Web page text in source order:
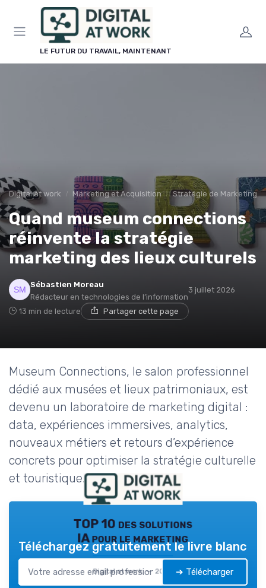
LE FUTUR DU TRAVAIL, MAINTENANT
Digital at work Marketing et Acquisition Stratégie de Marketing
Quand museum connections
réinvente la stratégie
marketing des lieux culturels
Sébastien Moreau
Rédacteur en technologies de l’information
3 juillet 2026
13 min de lecture Partager cette page
Museum Connections, le salon professionnel
dédié aux musées et lieux patrimoniaux, est
devenu un laboratoire de marketing digital :
data, expériences immersives, analytics,
nouveaux métiers et retours d’expérience
concrets pour optimiser la stratégie culturelle
et touristique.
TOP 10 des solutions
IA pour le marketing
Digital at work — 2026
Téléchargez gratuitement le livre blanc
➔ Télécharger
Panneau de gestion des cookies